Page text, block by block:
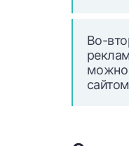
Во-
можно